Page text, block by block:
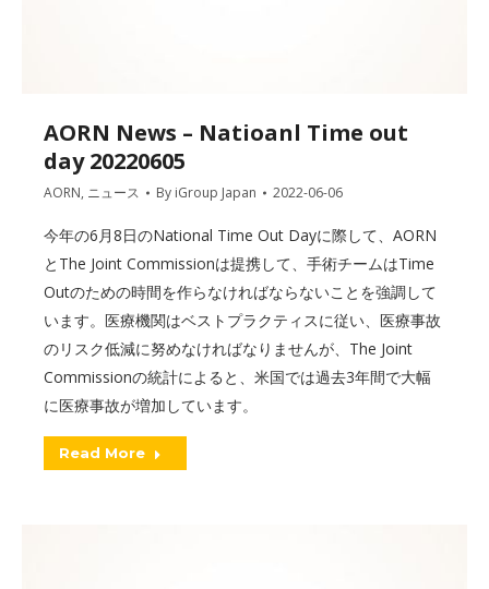
AORN News – Natioanl Time out
day 20220605
AORN, ニュース By iGroup Japan 2022-06-06
今年の6月8日のNational Time Out Dayに際して、AORN
とThe Joint Commissionは提携して、手術チームはTime
Outのための時間を作らなければならないことを強調して
います。医療機関はベストプラクティスに従い、医療事故
のリスク低減に努めなければなりませんが、The Joint
Commissionの統計によると、米国では過去3年間で大幅
に医療事故が増加しています。
Read More